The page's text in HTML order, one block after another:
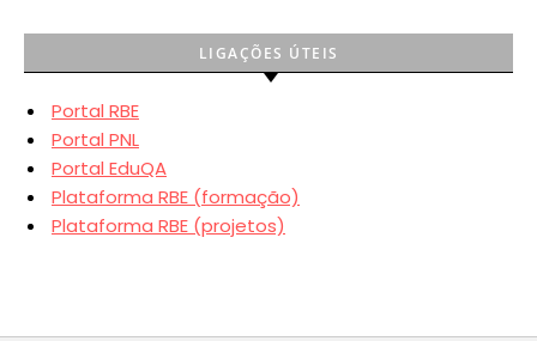
LIGAÇÕES ÚTEIS
Portal RBE
Portal PNL
Portal EduQA
Plataforma RBE (formação)
Plataforma RBE (projetos)